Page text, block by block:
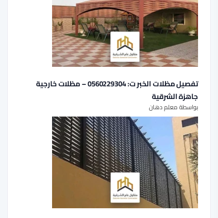
تفصيل مظلات الخبر ت: 0560229304 – مظلات خارجية
جاهزة الشرقية
بواسطة معلم دهان